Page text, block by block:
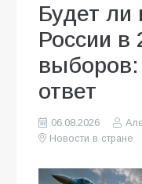
Будет ли
России в
ответ
06.08.2026
Новости в стране